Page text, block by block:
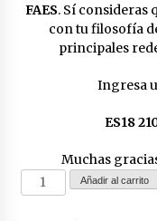
FAES. Sí consideras
con tu filosofía
principales
Ingresa
ES18
Muchas
Donativos
en
Añadir al carrito